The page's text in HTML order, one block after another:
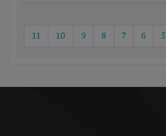
5
6
7
8
9
10
11